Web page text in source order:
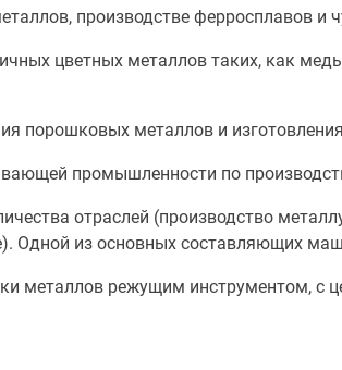
производстве ферросплавов и
цветных металлов таких, как
порошковых металлов и
промышленности по
отраслей (производство
Одной из основных составляющих
металлов режущим инструментом, с